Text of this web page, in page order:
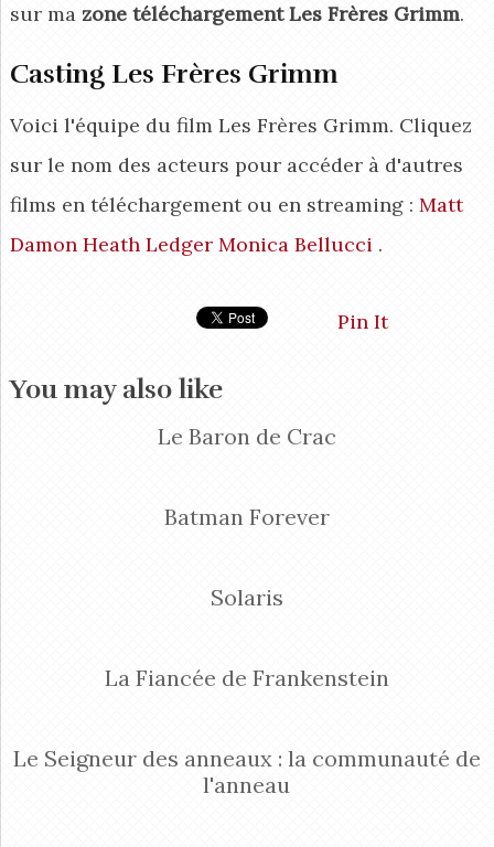
sur ma zone téléchargement Les Frères Grimm.
Casting Les Frères Grimm
Voici l'équipe du film Les Frères Grimm. Cliquez
sur le nom des acteurs pour accéder à d'autres
films en téléchargement ou en streaming : Matt
Damon Heath Ledger Monica Bellucci .
Pin It
You may also like
Le Baron de Crac
Batman Forever
Solaris
La Fiancée de Frankenstein
Le Seigneur des anneaux : la communauté de
l'anneau